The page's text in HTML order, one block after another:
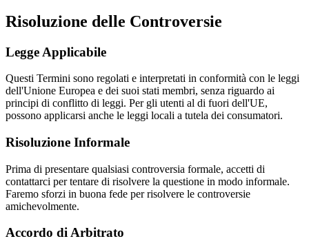
Risoluzione delle Controversie
Legge Applicabile
Questi Termini sono regolati e interpretati in conformità con le leggi
dell'Unione Europea e dei suoi stati membri, senza riguardo ai
principi di conflitto di leggi. Per gli utenti al di fuori dell'UE,
possono applicarsi anche le leggi locali a tutela dei consumatori.
Risoluzione Informale
Prima di presentare qualsiasi controversia formale, accetti di
contattarci per tentare di risolvere la questione in modo informale.
Faremo sforzi in buona fede per risolvere le controversie
amichevolmente.
Accordo di Arbitrato